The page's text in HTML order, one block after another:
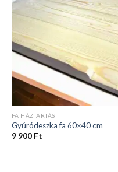
FA HÁZTARTÁS
Gyúródeszka fa 60×40 cm
9 900 Ft